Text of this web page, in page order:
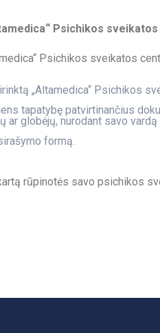
Psichikos
Psichikos sveikatos
„Altamedica“ Psichikos
tapatybę patvirtinančius
ar globėjų, nurodant savo vardą
formą.
rūpinotės savo psichikos